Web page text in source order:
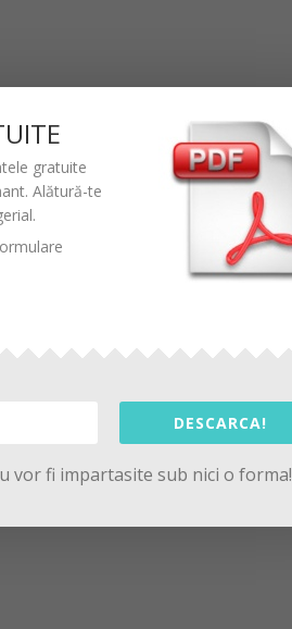
gratuite
. Alătură-te
DESCARCA!
vor fi impartasite sub nici o forma!